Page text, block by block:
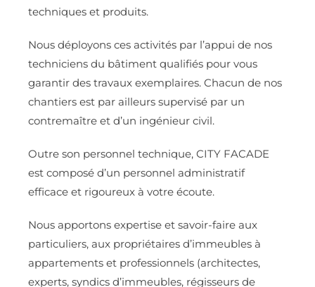
techniques et produits.
Nous déployons ces activités par l’appui de nos
techniciens du bâtiment qualifiés pour vous
garantir des travaux exemplaires. Chacun de nos
chantiers est par ailleurs supervisé par un
contremaître et d’un ingénieur civil.
Outre son personnel technique, CITY FACADE
est composé d’un personnel administratif
efficace et rigoureux à votre écoute.
Nous apportons expertise et savoir-faire aux
particuliers, aux propriétaires d’immeubles à
appartements et professionnels (architectes,
experts, syndics d’immeubles, régisseurs de